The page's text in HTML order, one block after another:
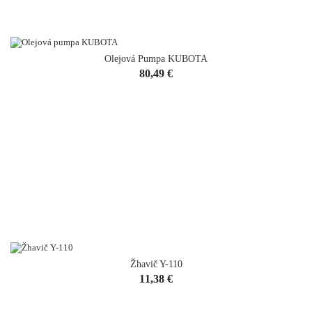
Olejová Pumpa KUBOTA
Cena
80,49 €
Žhavič Y-110
Cena
11,38 €